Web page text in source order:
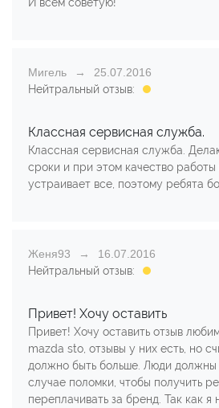
Мигель
25.07.2016
Нейтральный отзыв:
Классная сервисная служба.
Классная сервисная служба.
сроки и при этом качество
устраивает все, поэтому ребята
Женя93
16.07.2016
Нейтральный отзыв:
Привет! Хочу оставить
Привет! Хочу оставить отзыв
mazda sto, отзывы у них есть, но
должно быть больше. Люди должны
случае поломки, чтобы получить
переплачивать за бренд. Так как я